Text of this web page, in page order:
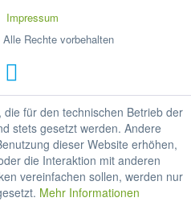
Impressum
Rechte vorbehalten
für den technischen Betrieb der
stets gesetzt werden. Andere
dieser Website erhöhen,
die Interaktion mit anderen
vereinfachen sollen, werden nur
Mehr Informationen